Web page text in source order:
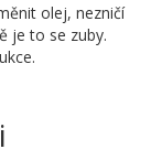
olej, nezničí
je to se zuby.